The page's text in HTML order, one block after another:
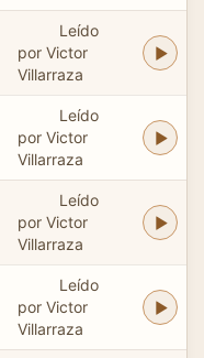
Leído
por Victor
Villarraza
Leído
por Victor
Villarraza
Leído
por Victor
Villarraza
Leído
por Victor
Villarraza